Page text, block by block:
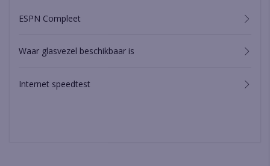
ESPN Compleet
Waar glasvezel beschikbaar is
Internet speedtest